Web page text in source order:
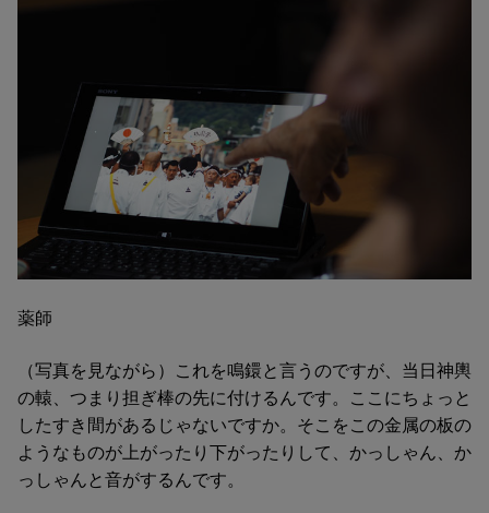
薬師
（写真を見ながら）これを鳴鐶と言うのですが、当日神輿
の轅、つまり担ぎ棒の先に付けるんです。ここにちょっと
したすき間があるじゃないですか。そこをこの金属の板の
ようなものが上がったり下がったりして、かっしゃん、か
っしゃんと音がするんです。